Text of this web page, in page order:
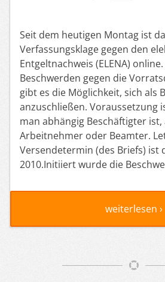
Seit dem heutigen Montag ist
Verfassungsklage gegen den
Entgeltnachweis (ELENA)
Beschwerden gegen die
gibt es die Möglichkeit, sich als
anzuschließen. Voraussetzung
man abhängig Beschäftigter ist,
Arbeitnehmer oder Beamter.
Versendetermin (des Briefs) ist
2010.Initiiert wurde die
weiterlesen ›